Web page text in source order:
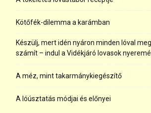
Kötőfék-dilemma a karámban
Készülj, mert idén nyáron minden lóval
számít – indul a Vidékjáró lovasok
A méz, mint takarmánykiegészítő
A lóúsztatás módjai és előnyei